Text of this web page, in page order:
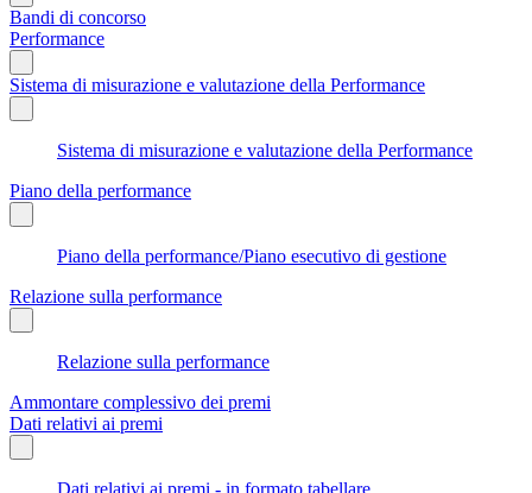
Bandi di concorso
Performance
Sistema di misurazione e valutazione della Performance
Sistema di misurazione e valutazione della Performance
Piano della performance
Piano della performance/Piano esecutivo di gestione
Relazione sulla performance
Relazione sulla performance
Ammontare complessivo dei premi
Dati relativi ai premi
Dati relativi ai premi - in formato tabellare